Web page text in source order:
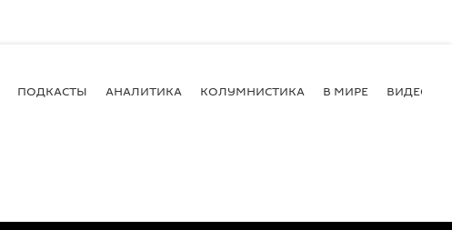
ПОДКАСТЫ АНАЛИТИКА КОЛУМНИСТИКА В МИРЕ ВИДЕО